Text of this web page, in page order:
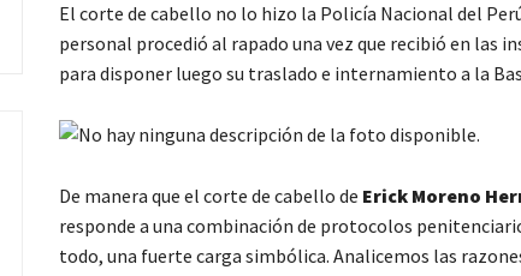
El corte de cabello no lo hizo la Policía Nacional del
personal procedió al rapado una vez que recibió en las
para disponer luego su traslado e internamiento a la
De manera que el corte de cabello de Erick Moreno
responde a una combinación de protocolos
todo, una fuerte carga simbólica. Analicemos las